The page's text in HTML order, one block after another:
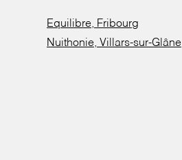
Equilibre, Fribourg
Nuithonie, Villars-sur-Glâne